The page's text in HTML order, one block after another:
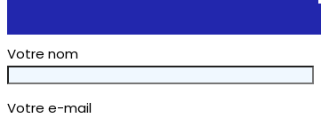
Votre nom
Votre e-mail